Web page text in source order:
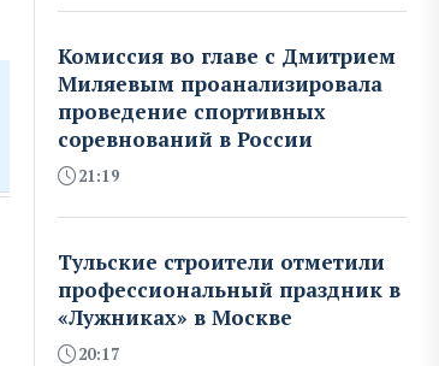
Комиссия во главе с Дмитрием
Миляевым проанализировала
проведение спортивных
соревнований в России
21:19
Тульские строители отметили
профессиональный праздник в
«Лужниках» в Москве
20:17